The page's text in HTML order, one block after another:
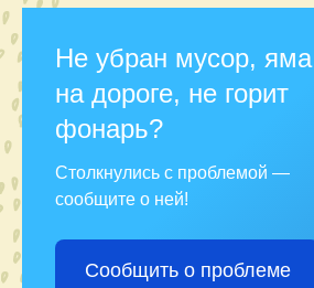
Не убран мусор, яма
на дороге, не горит
фонарь?
Столкнулись с проблемой —
сообщите о ней!
Сообщить о проблеме